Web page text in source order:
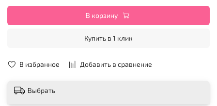
В избранное Добавить в сравнение
В корзину
Купить в 1 клик
Выбрать